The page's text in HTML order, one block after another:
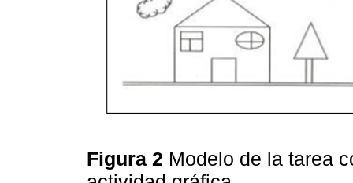
Figura 2 Modelo de la tarea